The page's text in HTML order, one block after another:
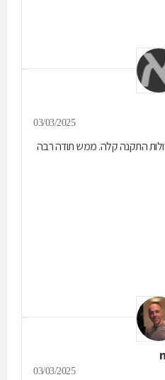
03/03/2025
התקנה קלה. ממש תודה רבה
03/03/2025